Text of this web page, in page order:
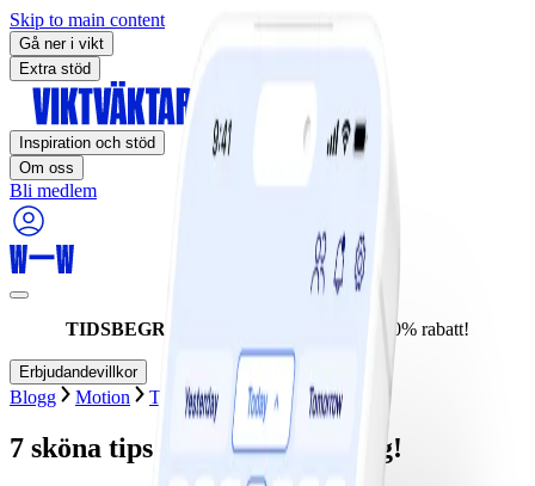
Skip to main content
Gå ner i vikt
Extra stöd
Inspiration och stöd
Om oss
Bli medlem
TIDSBEGRÄNSAT ERBJUDANDE: 60% rabatt!
Erbjudandevillkor
Blogg Motion Träningspass
7 sköna tips på utomhusträning!